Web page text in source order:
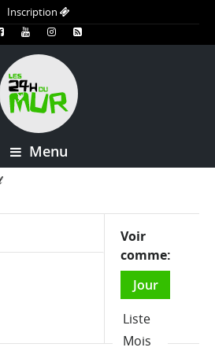
Inscription
Menu
Vues
Navigation
Voir
comme
Jour
Liste
Mois